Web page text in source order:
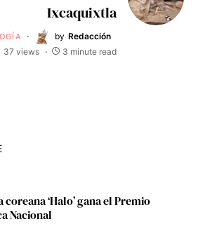
Ixcaquixtla
by Redacción
37 views 3 minute read
coreana ‘Halo’ gana el Premio
Nacional